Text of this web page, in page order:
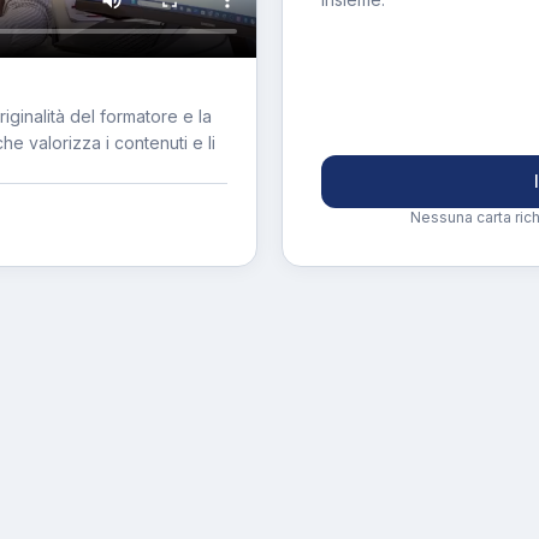
del formatore e la
valorizza i contenuti e li
Nessuna carta